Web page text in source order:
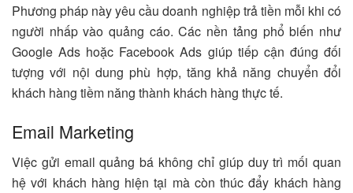
Phương pháp này yêu cầu doanh nghiệp trả tiền mỗi khi có
người nhấp vào quảng cáo. Các nền tảng phổ biến như
Google Ads hoặc Facebook Ads giúp tiếp cận đúng đối
tượng với nội dung phù hợp, tăng khả năng chuyển đổi
khách hàng tiềm năng thành khách hàng thực tế.
Email Marketing
Việc gửi email quảng bá không chỉ giúp duy trì mối quan
hệ với khách hàng hiện tại mà còn thúc đẩy khách hàng